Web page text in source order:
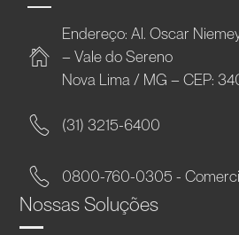
Endereço: Al. Oscar
– Vale do Sereno
Nova Lima / MG – CEP:
(31) 3215-6400
0800-760-0305 -
Nossas Soluções